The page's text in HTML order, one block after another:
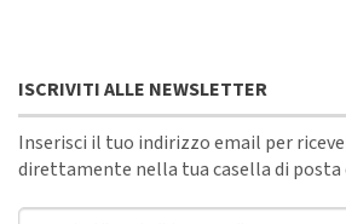
ISCRIVITI ALLE NEWSLETTER
Inserisci il tuo indirizzo email per
direttamente nella tua casella di